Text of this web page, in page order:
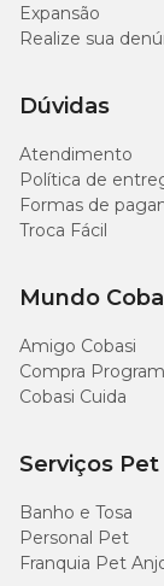
Expansão
Realize sua
Dúvidas
Atendimento
Política de
Formas de
Troca Fácil
Mundo
Amigo Cobasi
Compra
Cobasi Cuida
Serviços Pet
Banho e Tosa
Personal Pet
Franquia Pet